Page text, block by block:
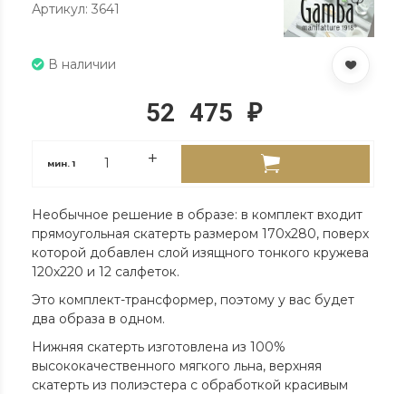
Артикул: 3641
В наличии
52 475 ₽
мин.1
Необычное решение в образе: в комплект входит
прямоугольная скатерть размером 170х280, поверх
которой добавлен слой изящного тонкого кружева
120х220 и 12 салфеток.
Это комплект-трансформер, поэтому у вас будет
два образа в одном.
Нижняя скатерть изготовлена из 100%
высококачественного мягкого льна, верхняя
скатерть из полиэстера с обработкой красивым